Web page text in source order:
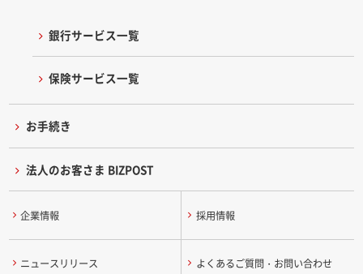
銀行サービス一覧
保険サービス一覧
お手続き
法人のお客さま BIZPOST
企業情報 採用情報
ニュースリリース よくあるご質問・お問い合わせ